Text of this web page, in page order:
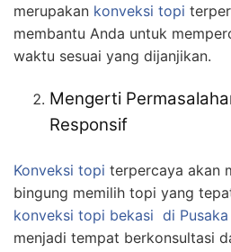
merupakan konveksi topi
membantu Anda untuk
waktu sesuai yang dijanjikan.
Mengerti
Responsif
Konveksi topi terpercaya akan
bingung memilih topi yang
konveksi topi bekasi di
menjadi tempat berkonsultasi